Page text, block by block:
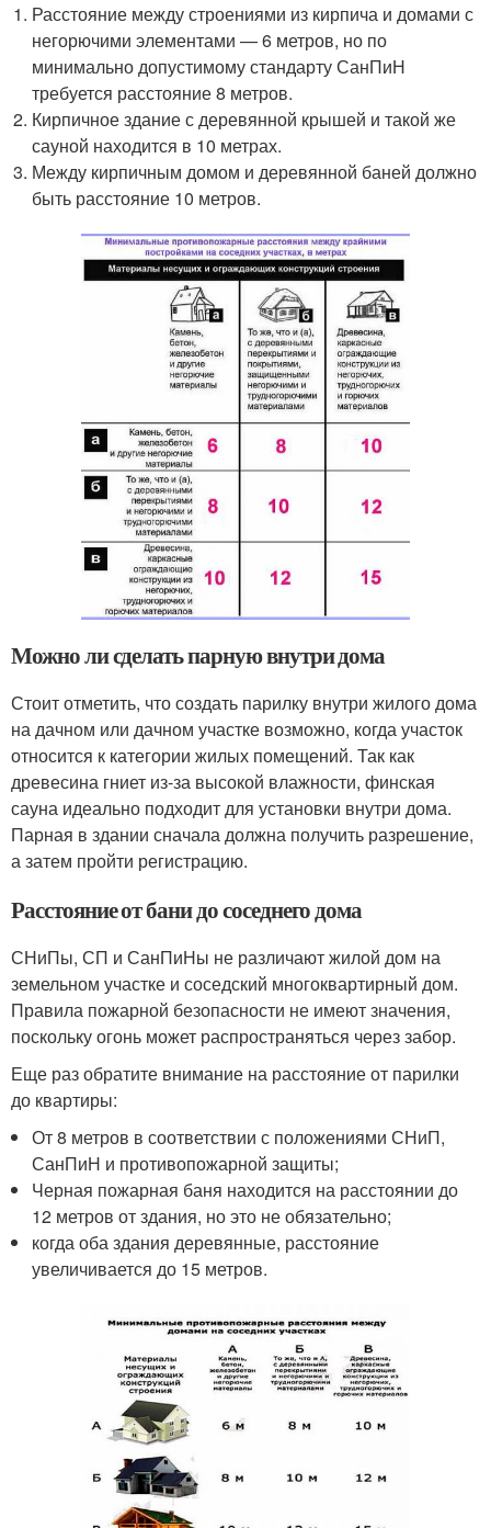
Расстояние между строениями из кирпича и домами с
негорючими элементами — 6 метров, но по
минимально допустимому стандарту СанПиН
требуется расстояние 8 метров.
Кирпичное здание с деревянной крышей и такой же
сауной находится в 10 метрах.
Между кирпичным домом и деревянной баней должно
быть расстояние 10 метров.
Можно ли сделать парную внутри дома
Стоит отметить, что создать парилку внутри жилого дома
на дачном или дачном участке возможно, когда участок
относится к категории жилых помещений. Так как
древесина гниет из-за высокой влажности, финская
сауна идеально подходит для установки внутри дома.
Парная в здании сначала должна получить разрешение,
а затем пройти регистрацию.
Расстояние от бани до соседнего дома
СНиПы, СП и СанПиНы не различают жилой дом на
земельном участке и соседский многоквартирный дом.
Правила пожарной безопасности не имеют значения,
поскольку огонь может распространяться через забор.
Еще раз обратите внимание на расстояние от парилки
до квартиры:
От 8 метров в соответствии с положениями СНиП,
СанПиН и противопожарной защиты;
Черная пожарная баня находится на расстоянии до
12 метров от здания, но это не обязательно;
когда оба здания деревянные, расстояние
увеличивается до 15 метров.